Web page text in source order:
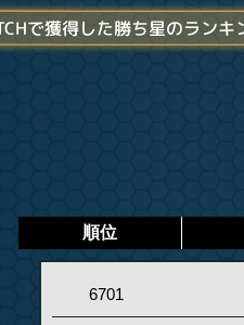
機能 ヴァルキリ
で獲得した勝ち星のランキ
順位
6701